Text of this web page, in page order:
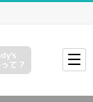
て？